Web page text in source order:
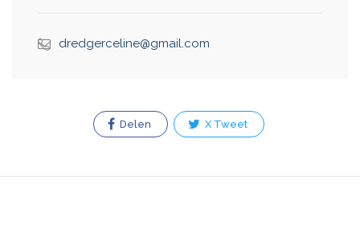
dredgerceline@gmail.com
Delen X Tweet